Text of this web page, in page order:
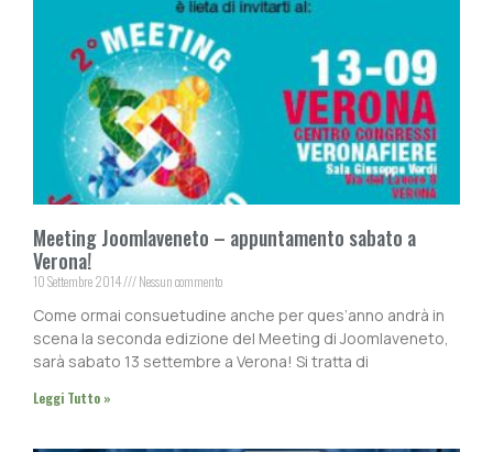
Meeting Joomlaveneto – appuntamento sabato a
Verona!
10 Settembre 2014 Nessun commento
Come ormai consuetudine anche per ques’anno andrà in
scena la seconda edizione del Meeting di Joomlaveneto,
sarà sabato 13 settembre a Verona! Si tratta di
Leggi Tutto »